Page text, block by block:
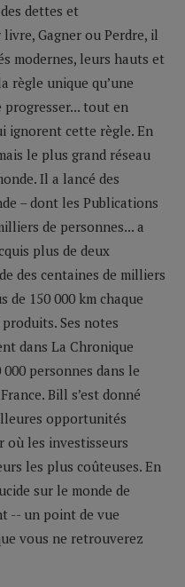
des dettes et
Gagner ou Perdre, il
modernes, leurs hauts et
règle unique qu’une
tout en
ignorent cette règle. En
le plus grand réseau
Il a lancé des
– dont les Publications
de personnes... a
plus de deux
des centaines de milliers
de 150 000 km chaque
Ses notes
dans La Chronique
personnes dans le
Bill s’est donné
opportunités
où les investisseurs
les plus coûteuses. En
sur le monde de
-- un point de vue
vous ne retrouverez